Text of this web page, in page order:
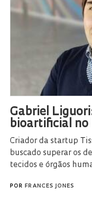
Gabriel
bioartificial no
Criador da startup
buscado superar os
tecidos e órgãos
POR FRANCES JONES